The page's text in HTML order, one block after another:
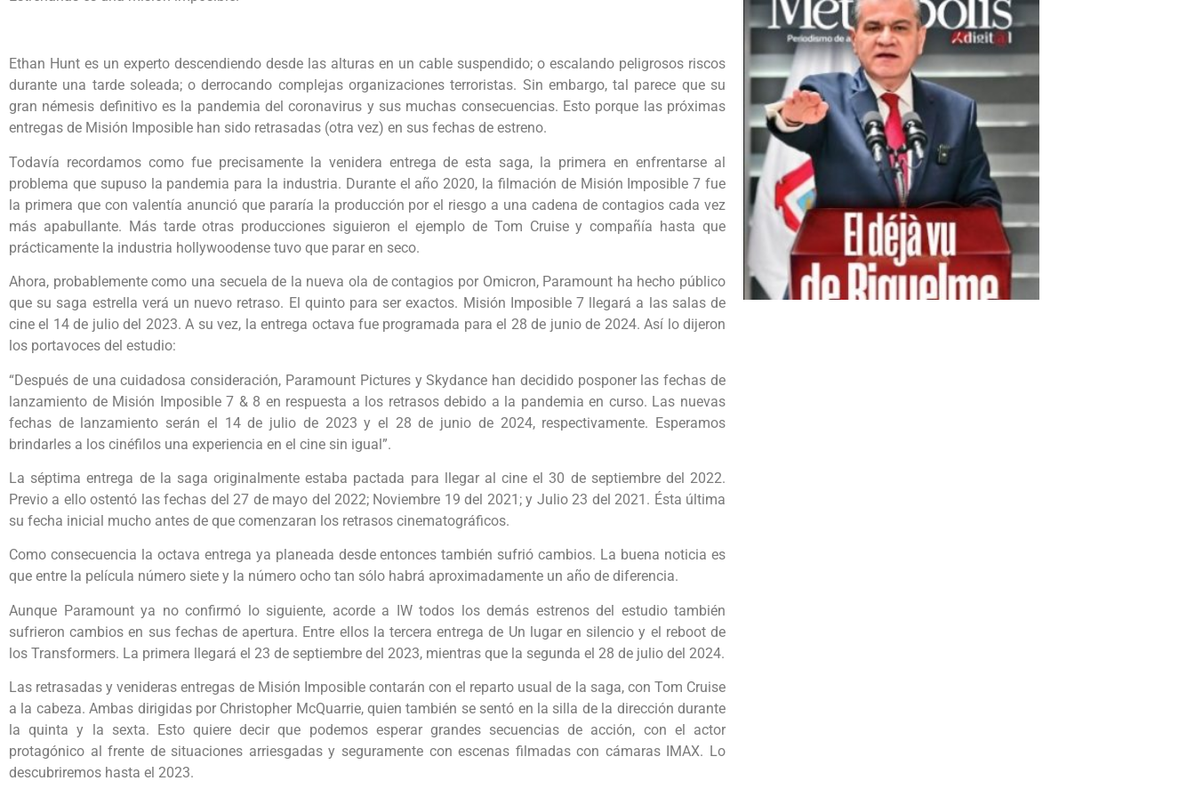
Ethan Hunt es un experto descendiendo desde las alturas en un cable suspendido; o escalando peligrosos riscos
durante una tarde soleada; o derrocando complejas organizaciones terroristas. Sin embargo, tal parece que su
gran némesis definitivo es la pandemia del coronavirus y sus muchas consecuencias. Esto porque las próximas
entregas de Misión Imposible han sido retrasadas (otra vez) en sus fechas de estreno.
Todavía recordamos como fue precisamente la venidera entrega de esta saga, la primera en enfrentarse al
problema que supuso la pandemia para la industria. Durante el año 2020, la filmación de Misión Imposible 7 fue
la primera que con valentía anunció que pararía la producción por el riesgo a una cadena de contagios cada vez
más apabullante. Más tarde otras producciones siguieron el ejemplo de Tom Cruise y compañía hasta que
prácticamente la industria hollywoodense tuvo que parar en seco.
Ahora, probablemente como una secuela de la nueva ola de contagios por Omicron, Paramount ha hecho público
que su saga estrella verá un nuevo retraso. El quinto para ser exactos. Misión Imposible 7 llegará a las salas de
cine el 14 de julio del 2023. A su vez, la entrega octava fue programada para el 28 de junio de 2024. Así lo dijeron
los portavoces del estudio:
“Después de una cuidadosa consideración, Paramount Pictures y Skydance han decidido posponer las fechas de
lanzamiento de Misión Imposible 7 & 8 en respuesta a los retrasos debido a la pandemia en curso. Las nuevas
fechas de lanzamiento serán el 14 de julio de 2023 y el 28 de junio de 2024, respectivamente. Esperamos
brindarles a los cinéfilos una experiencia en el cine sin igual”.
La séptima entrega de la saga originalmente estaba pactada para llegar al cine el 30 de septiembre del 2022.
Previo a ello ostentó las fechas del 27 de mayo del 2022; Noviembre 19 del 2021; y Julio 23 del 2021. Ésta última
su fecha inicial mucho antes de que comenzaran los retrasos cinematográficos.
Como consecuencia la octava entrega ya planeada desde entonces también sufrió cambios. La buena noticia es
que entre la película número siete y la número ocho tan sólo habrá aproximadamente un año de diferencia.
Aunque Paramount ya no confirmó lo siguiente, acorde a IW todos los demás estrenos del estudio también
sufrieron cambios en sus fechas de apertura. Entre ellos la tercera entrega de Un lugar en silencio y el reboot de
los Transformers. La primera llegará el 23 de septiembre del 2023, mientras que la segunda el 28 de julio del 2024.
Las retrasadas y venideras entregas de Misión Imposible contarán con el reparto usual de la saga, con Tom Cruise
a la cabeza. Ambas dirigidas por Christopher McQuarrie, quien también se sentó en la silla de la dirección durante
la quinta y la sexta. Esto quiere decir que podemos esperar grandes secuencias de acción, con el actor
protagónico al frente de situaciones arriesgadas y seguramente con escenas filmadas con cámaras IMAX. Lo
descubriremos hasta el 2023.